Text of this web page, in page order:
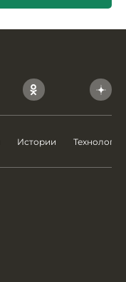
Истории Технологии